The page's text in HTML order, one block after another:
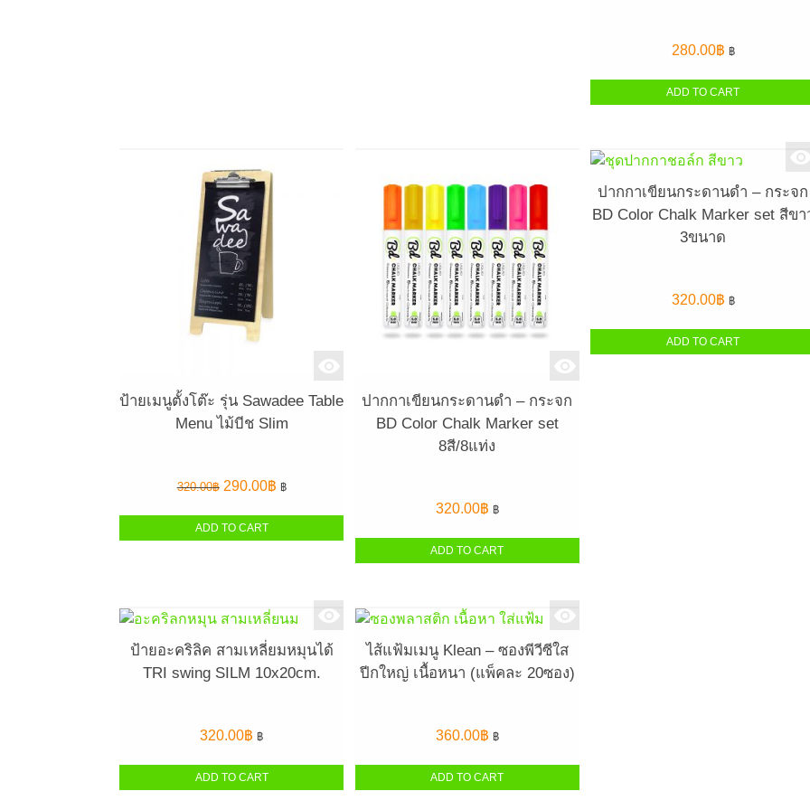
280.00฿ ฿
ADD TO CART
ป้ายเมนูตั้งโต๊ะ รุ่น Sawadee Table
Menu ไม้บีช Slim
320.00฿ Original
was:
290.00฿Current
฿
ADD TO CART
ปากกาเขียนกระดานดำ – กระจก
BD Color Chalk Marker set
8สี/8แท่ง
320.00฿ ฿
ADD TO CART
ปากกาเขียนกระดานดำ – กระจก
BD Color Chalk Marker set สีขา
3ขนาด
320.00฿ ฿
ADD TO CART
ป้ายอะคริลิค สามเหลี่ยมหมุนได้
TRI swing SILM 10x20cm.
320.00฿ ฿
ADD TO CART
ไส้แฟ้มเมนู Klean – ซองพีวีซีใส
ปีกใหญ่ เนื้อหนา (แพ็คละ 20ซอง)
360.00฿ ฿
ADD TO CART